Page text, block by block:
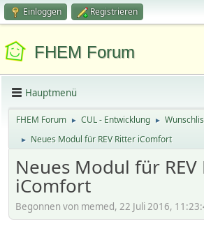
Einloggen Registrieren
FHEM Forum
Hauptmenü
FHEM Forum ► CUL - Entwicklung ►
► Neues Modul für REV Ritter iComfort
Neues Modul für
iComfort
Begonnen von memed, 22 Juli 2016,